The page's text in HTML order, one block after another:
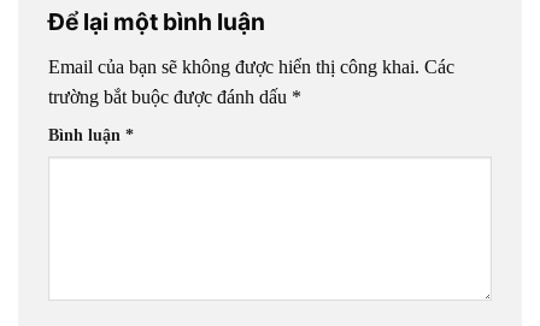
Để lại một bình luận
Email của bạn sẽ không được hiển thị công khai. Các
trường bắt buộc được đánh dấu *
Bình luận *